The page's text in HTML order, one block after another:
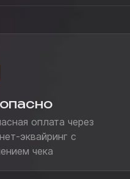
оплата через
эквайринг с
чека